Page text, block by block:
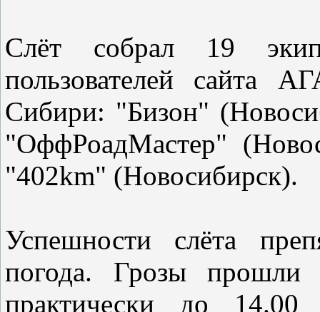
Слёт собрал 19
пользователей сайта
Сибири: "Бизон"
"ОффРоадМастер"
"402km" (Новосибирск).
Успешности слёта
погода. Грозы
практически до